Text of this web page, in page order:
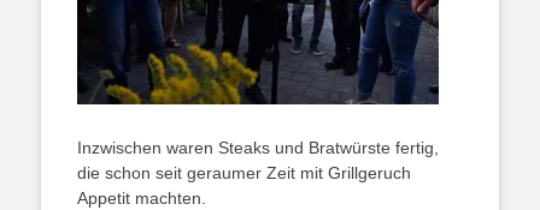
Inzwischen waren Steaks und Bratwürste fertig,
die schon seit geraumer Zeit mit Grillgeruch
Appetit machten.